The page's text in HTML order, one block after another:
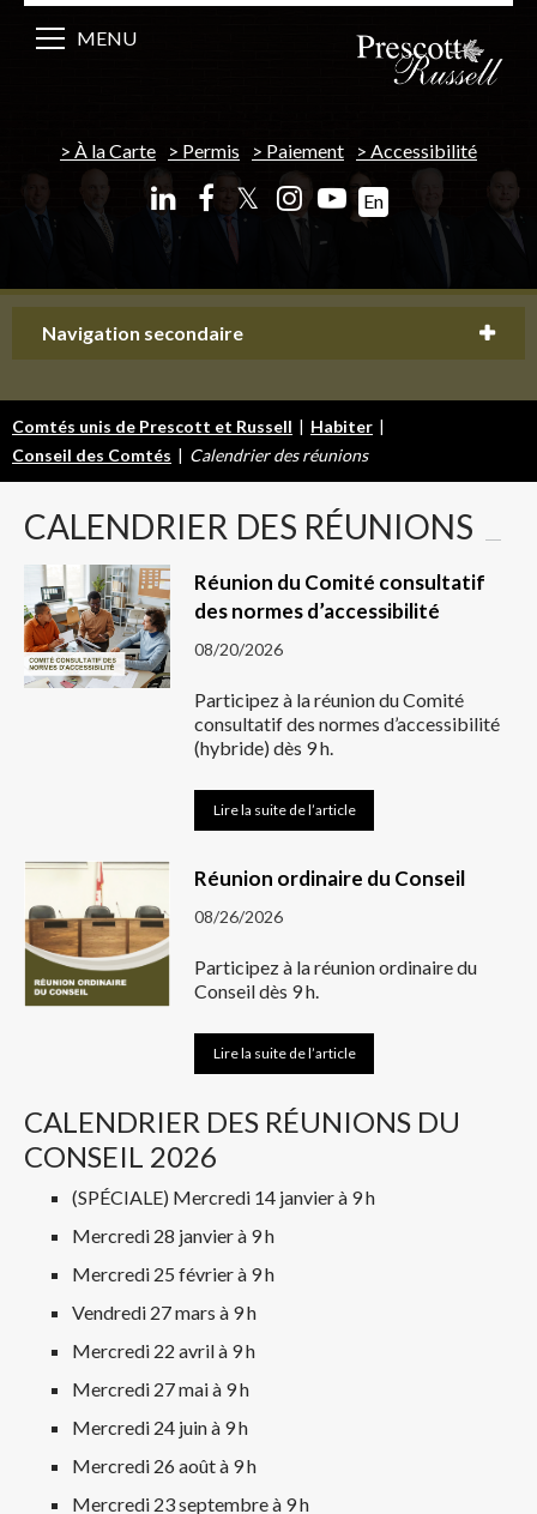
À la Carte Permis Paiement Accessibilité
𝕏 En
MENU
Navigation secondaire
Comtés unis de Prescott et Russell | Habiter |
Conseil des Comtés | Calendrier des réunions
CALENDRIER DES RÉUNIONS
Réunion du Comité consultatif
des normes d’accessibilité
08/20/2026
Participez à la réunion du Comité
consultatif des normes d’accessibilité
(hybride) dès 9 h.
Lire la suite de l’article
Réunion ordinaire du Conseil
08/26/2026
Participez à la réunion ordinaire du
Conseil dès 9 h.
Lire la suite de l’article
CALENDRIER DES RÉUNIONS DU
CONSEIL 2026
(SPÉCIALE) Mercredi 14 janvier à 9 h
Mercredi 28 janvier à 9 h
Mercredi 25 février à 9 h
Vendredi 27 mars à 9 h
Mercredi 22 avril à 9 h
Mercredi 27 mai à 9 h
Mercredi 24 juin à 9 h
Mercredi 26 août à 9 h
Mercredi 23 septembre à 9 h